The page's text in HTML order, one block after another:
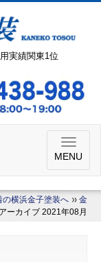
実績関東1位
MENU
横浜金子塗装へ
金
アーカイブ 2021年08月